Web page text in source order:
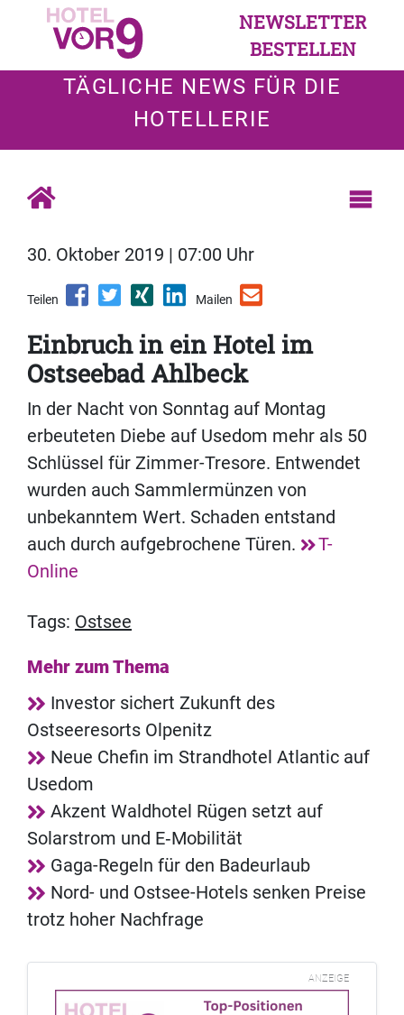
NEWSLETTER
BESTELLEN
TÄGLICHE NEWS FÜR DIE
HOTELLERIE
30. Oktober 2019 | 07:00 Uhr
Teilen Mailen
Einbruch in ein Hotel im
Ostseebad Ahlbeck
In der Nacht von Sonntag auf Montag
erbeuteten Diebe auf Usedom mehr als 50
Schlüssel für Zimmer-Tresore. Entwendet
wurden auch Sammlermünzen von
unbekanntem Wert. Schaden entstand
auch durch aufgebrochene Türen.
T-
Online
Tags: Ostsee
Mehr zum Thema
Investor sichert Zukunft des
Ostseeresorts Olpenitz
Neue Chefin im Strandhotel Atlantic auf
Usedom
Akzent Waldhotel Rügen setzt auf
Solarstrom und E‑Mobilität
Gaga-Regeln für den Badeurlaub
Nord- und Ostsee-Hotels senken Preise
trotz hoher Nachfrage
ANZEIGE